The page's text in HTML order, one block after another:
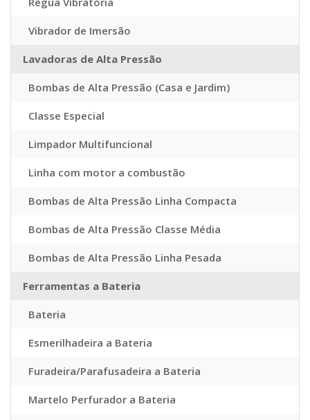
Vibrador de Imersão
Lavadoras de Alta Pressão
Bombas de Alta Pressão (Casa e Jardim)
Classe Especial
Limpador Multifuncional
Linha com motor a combustão
Bombas de Alta Pressão Linha Compacta
Bombas de Alta Pressão Classe Média
Bombas de Alta Pressão Linha Pesada
Ferramentas a Bateria
Bateria
Esmerilhadeira a Bateria
Furadeira/Parafusadeira a Bateria
Martelo Perfurador a Bateria